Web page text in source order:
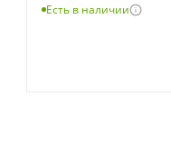
Есть в наличии